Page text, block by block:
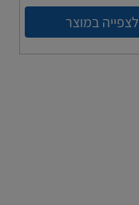
לצפייה במוצר